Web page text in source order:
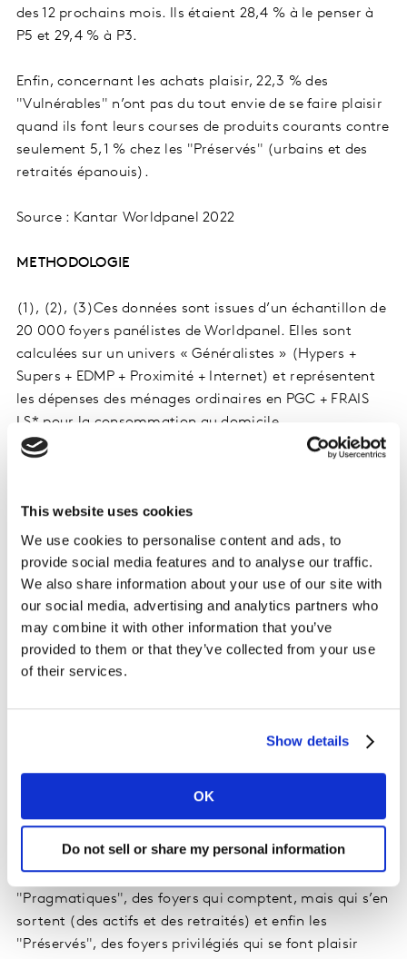
This website uses cookies
We use cookies to personalise content and ads, to
provide social media features and to analyse our traffic.
We also share information about your use of our site with
our social media, advertising and analytics partners who
may combine it with other information that you’ve
provided to them or that they’ve collected from your use
of their services.
Show details
OK
Do not sell or share my personal information
des 12 prochains mois. Ils étaient 28,4 % à le penser à
P5 et 29,4 % à P3.
Enfin, concernant les achats plaisir, 22,3 % des
"Vulnérables" n’ont pas du tout envie de se faire plaisir
quand ils font leurs courses de produits courants contre
seulement 5,1 % chez les "Préservés" (urbains et des
retraités épanouis).
Source : Kantar Worldpanel 2022
METHODOLOGIE
(1), (2), (3)Ces données sont issues d’un échantillon de
20 000 foyers panélistes de Worldpanel. Elles sont
calculées sur un univers « Généralistes » (Hypers +
Supers + EDMP + Proximité + Internet) et représentent
les dépenses des ménages ordinaires en PGC + FRAIS
LS* pour la consommation au domicile.
Service (Alimentaire, Liquides, Hygiène beauté,
Entretien)
Ces données sont issues d’un panel et ont donc une
valeur de probabilité.
(4)Tous les types de promotions relayés en prospectus
sont relevés (lots virtuels, cagnottage, remise
segmente les répondants en trois types de ménages :
les "Vulnérables" qui sont des foyers en tension
financière (des inactifs et des actifs précaires) ; les
"Pragmatiques", des foyers qui comptent, mais qui s’en
sortent (des actifs et des retraités) et enfin les
"Préservés", des foyers privilégiés qui se font plaisir